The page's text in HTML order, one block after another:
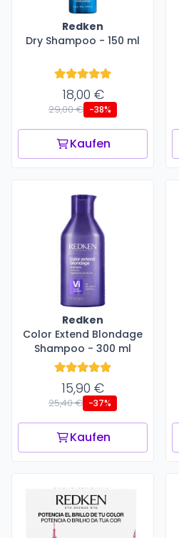
Redken
Dry Shampoo - 150 ml
18,00 €
29,00 € -38%
Kaufen
Redken
Color Extend Blondage
Shampoo - 300 ml
15,90 €
25,40 € -37%
Kaufen